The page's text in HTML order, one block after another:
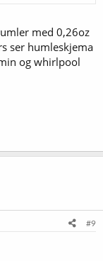
med 0,26oz
ser humleskjema
og whirlpool
#9